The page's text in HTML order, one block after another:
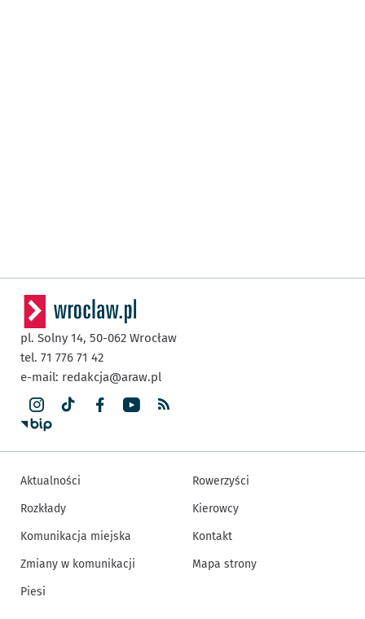
pl. Solny 14, 50-062 Wrocław
tel. 71 776 71 42
e-mail: redakcja@araw.pl
Aktualności
Rozkłady
Komunikacja miejska
Zmiany w komunikacji
Piesi
Rowerzyści
Kierowcy
Kontakt
Mapa strony